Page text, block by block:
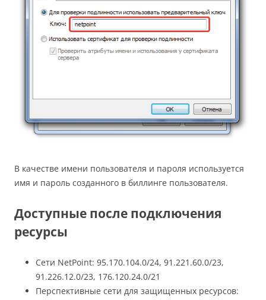
В качестве имени пользователя и пароля используется
имя и пароль созданного в биллинге пользователя.
Доступные после подключения
ресурсы
Сети NetPoint: 95.170.104.0/24, 91.221.60.0/23,
91.226.12.0/23, 176.120.24.0/21
Перспективные сети для защищенных ресурсов: